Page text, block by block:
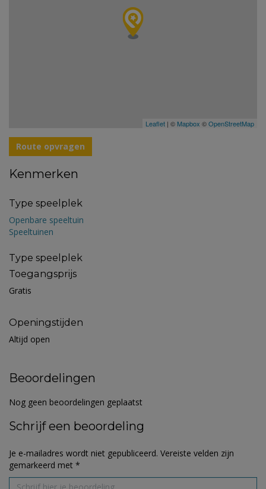
Leaflet | © Mapbox ©OpenStreetMap
Route opvragen
Kenmerken
Type speelplek
Openbare speeltuin
Speeltuinen
Type speelplek
Toegangsprijs
Gratis
Openingstijden
Altijd open
Beoordelingen
Nog geen beoordelingen geplaatst
Schrijf een beoordeling
Je e-mailadres wordt niet gepubliceerd. Vereiste velden zijn
gemarkeerd met *